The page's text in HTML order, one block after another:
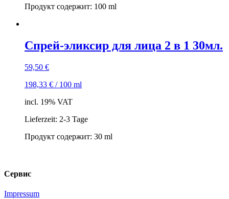
Продукт содержит: 100 ml
Спрей-эликсир для лица 2 в 1 30мл.
59,50 €
198,33 € / 100 ml
incl. 19% VAT
Lieferzeit: 2-3 Tage
Продукт содержит: 30 ml
Сервис
Impressum